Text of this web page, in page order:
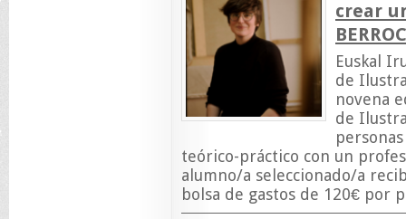
crear
Euskal
de
novena
de
teórico-práctico con un
alumno/a seleccionado/a
bolsa de gastos de 120€ por